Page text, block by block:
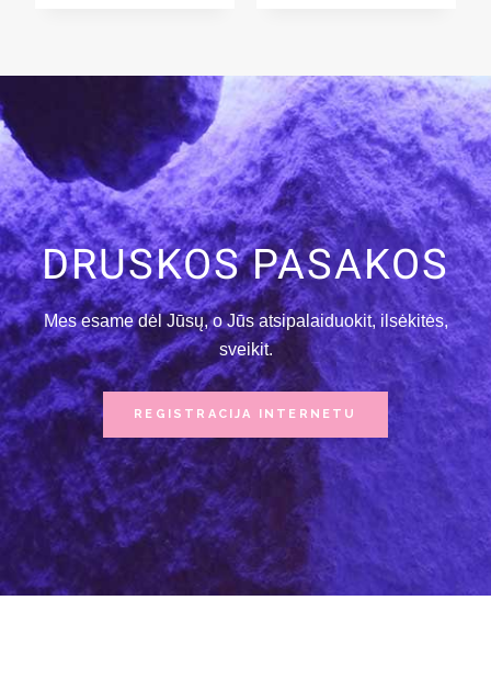
PAGES
DRUSKOS PASAKOS
Mes esame dėl Jūsų, o Jūs atsipalaiduokit, ilsėkitės,
sveikit.
REGISTRACIJA INTERNETU